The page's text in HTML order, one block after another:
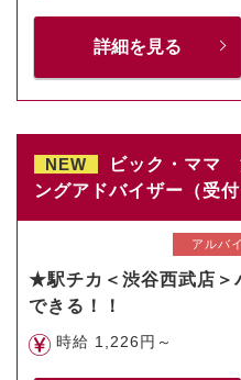
詳細を見る
NEW
ビック・ママ
ングアドバイザー（受付
アルバ
★駅チカ＜渋谷西武店＞
できる！！
時給 1,226円～